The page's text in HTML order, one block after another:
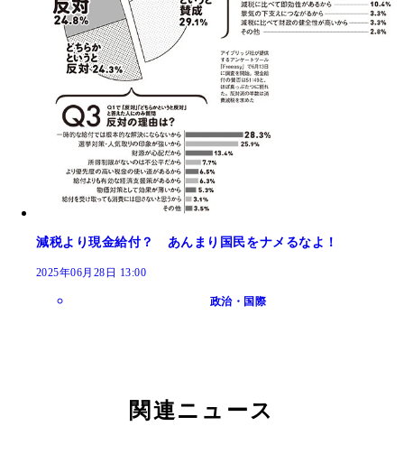
減税より現金給付？ あんまり国民をナメるなよ！
2025年06月28日 13:00
政治・国際
関連ニュース